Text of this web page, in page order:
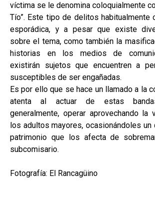
víctima se le denomina coloquialmente
Tío”. Este tipo de delitos habitualmente
esporádica, y a pesar que existe
sobre el tema, como también la
historias en los medios de
existirán sujetos que encuentren a
susceptibles de ser engañadas.
Es por ello que se hace un llamado a la
atenta al actuar de estas
generalmente, operar aprovechando la
los adultos mayores, ocasionándoles un
patrimonio que los afecta de
subcomisario.
Fotografía: El Rancagüino